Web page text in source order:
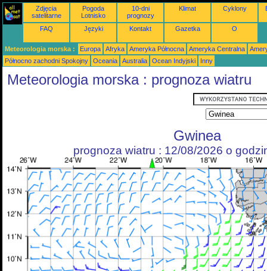
Zdjęcia
satelitarne
Pogoda
Lotnisko
10-dni
prognozy
Klimat Cyklony
FAQ Języki Kontakt Gazetka O
Meteorologia morska : Europa Afryka Ameryka Północna Ameryka Centralna
Północno zachodni Spokojny
Oceania Australia Ocean Indyjski Inny
Meteorologia morska : prognoza wiatru
Gwinea
prognoza wiatru : 12/08/2026 o